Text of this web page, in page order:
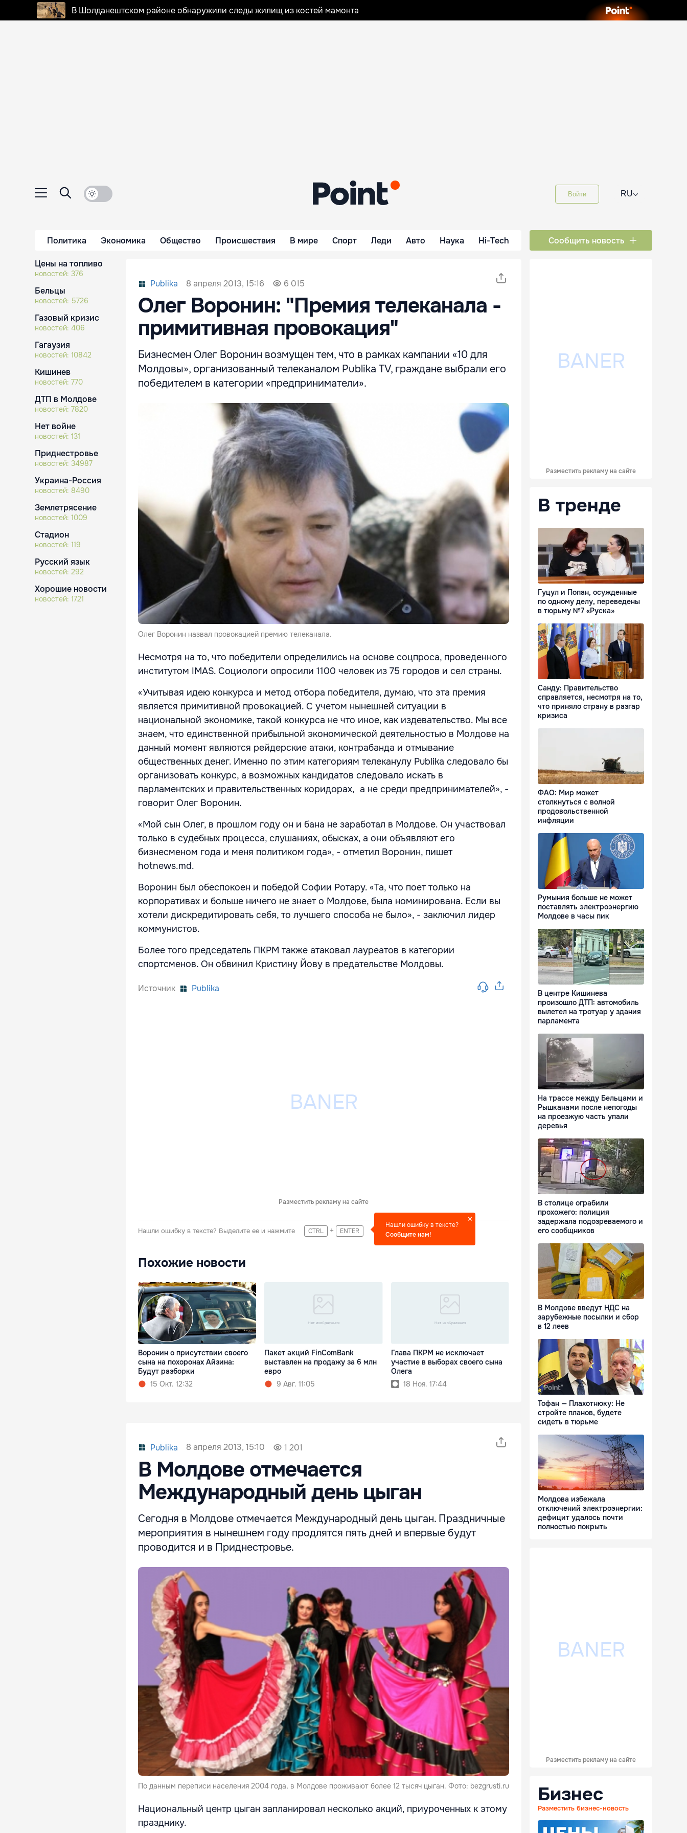
В Шолданештском районе обнаружили следы жилищ из костей мамонта
Войти RU⌵
Политика Экономика Общество Происшествия В мире Спорт Леди Авто Наука Hi-Tech Сообщить новость
Цены на топливо
новостей: 376
Бельцы
новостей: 5726
Газовый кризис
новостей: 406
Гагаузия
новостей: 10842
Кишинев
новостей: 770
ДТП в Молдове
новостей: 7820
Нет войне
новостей: 131
Приднестровье
новостей: 34987
Украина-Россия
новостей: 8490
Землетрясение
новостей: 1009
Стадион
новостей: 119
Русский язык
новостей: 292
Хорошие новости
новостей: 1721
Publika 8 апреля 2013, 15:16 6 015
Олег Воронин: "Премия телеканала -
примитивная провокация"
Бизнесмен Олег Воронин возмущен тем, что в рамках кампании «10 для
Молдовы», организованный телеканалом Publika TV, граждане выбрали его
победителем в категории «предприниматели».
Олег Воронин назвал провокацией премию телеканала.
Несмотря на то, что победители определились на основе соцпроса, проведенного
институтом IMAS. Социологи опросили 1100 человек из 75 городов и сел страны.
«Учитывая идею конкурса и метод отбора победителя, думаю, что эта премия
является примитивной провокацией. С учетом нынешней ситуации в
национальной экономике, такой конкурса не что иное, как издевательство. Мы все
знаем, что единственной прибыльной экономической деятельностью в Молдове на
данный момент являются рейдерские атаки, контрабанда и отмывание
общественных денег. Именно по этим категориям телеканулу Publika следовало бы
организовать конкурс, а возможных кандидатов следовало искать в
парламентских и правительственных коридорах, а не среди предпринимателей», -
говорит Олег Воронин.
«Мой сын Олег, в прошлом году он и бана не заработал в Молдове. Он участвовал
только в судебных процесса, слушаниях, обысках, а они объявляют его
бизнесменом года и меня политиком года», - отметил Воронин, пишет
hotnews.md.
Воронин был обеспокоен и победой Софии Ротару. «Та, что поет только на
корпоративах и больше ничего не знает о Молдове, была номинирована. Если вы
хотели дискредитировать себя, то лучшего способа не было», - заключил лидер
коммунистов.
Более того председатель ПКРМ также атаковал лауреатов в категории
спортсменов. Он обвинил Кристину Йову в предательстве Молдовы.
Источник Publika
Разместить рекламу на сайте
Нашли ошибку в тексте? Выделите ее и нажмите CTRL + ENTER
Нашли ошибку в тексте?
Сообщите нам!
Похожие новости
Воронин о присутствии своего
сына на похоронах Айзина:
Будут разборки
15 Окт. 12:32
Пакет акций FinComBank
выставлен на продажу за 6 млн
евро
9 Авг. 11:05
Глава ПКРМ не исключает
участие в выборах своего сына
Олега
18 Ноя. 17:44
Publika 8 апреля 2013, 15:10 1 201
В Молдове отмечается
Международный день цыган
Сегодня в Молдове отмечается Международный день цыган. Праздничные
мероприятия в нынешнем году продлятся пять дней и впервые будут
проводится и в Приднестровье.
По данным переписи населения 2004 года, в Молдове проживают более 12 тысяч цыган. Фото: bezgrusti.ru
Национальный центр цыган запланировал несколько акций, приуроченных к этому
празднику.
Разместить рекламу на сайте
В тренде
Гуцул и Попан, осужденные
по одному делу, переведены
в тюрьму №7 «Руска»
Санду: Правительство
справляется, несмотря на то,
что приняло страну в разгар
кризиса
ФАО: Мир может
столкнуться с волной
продовольственной
инфляции
Румыния больше не может
поставлять электроэнергию
Молдове в часы пик
В центре Кишинева
произошло ДТП: автомобиль
вылетел на тротуар у здания
парламента
На трассе между Бельцами и
Рышканами после непогоды
на проезжую часть упали
деревья
В столице ограбили
прохожего: полиция
задержала подозреваемого и
его сообщников
В Молдове введут НДС на
зарубежные посылки и сбор
в 12 леев
Тофан — Плахотнюку: Не
стройте планов, будете
сидеть в тюрьме
Молдова избежала
отключений электроэнергии:
дефицит удалось почти
полностью покрыть
Разместить рекламу на сайте
Бизнес
Разместить бизнес-новость